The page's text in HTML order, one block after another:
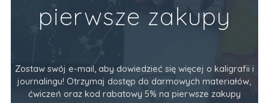
pierwsze zakupy
Zostaw swój e-mail, aby dowiedzieć się więcej o kaligrafii i
journalingu! Otrzymaj dostęp do darmowych materiałów,
ćwiczeń oraz kod rabatowy 5% na pierwsze zakupy